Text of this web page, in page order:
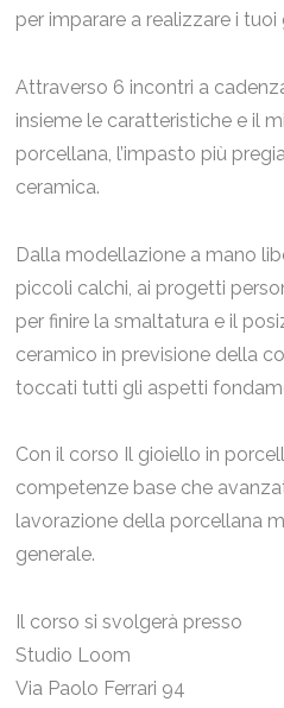
per imparare a realizzare i
Attraverso 6 incontri a
insieme le caratteristiche e il
porcellana, l’impasto più
ceramica.
Dalla modellazione a mano
piccoli calchi, ai progetti
per finire la smaltatura e il
ceramico in previsione della
toccati tutti gli aspetti
Con il corso Il gioiello in
competenze base che
lavorazione della porcellana
generale.
Il corso si svolgerà presso
Studio Loom
Via Paolo Ferrari 94